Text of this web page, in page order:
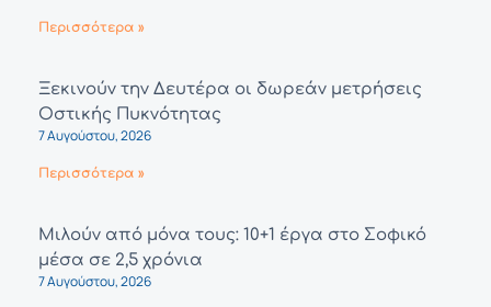
Περισσότερα »
Ξεκινούν την Δευτέρα οι δωρεάν μετρήσεις
Οστικής Πυκνότητας
7 Αυγούστου, 2026
Περισσότερα »
Μιλούν από μόνα τους: 10+1 έργα στο Σοφικό
μέσα σε 2,5 χρόνια
7 Αυγούστου, 2026